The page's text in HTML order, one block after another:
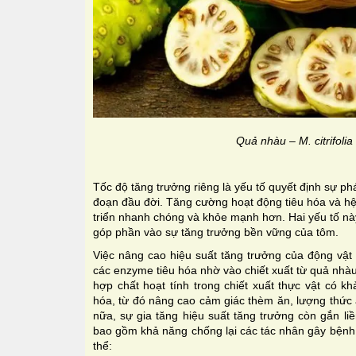
Quả nhàu – M. citrifolia
Tốc độ tăng trưởng riêng là yếu tố quyết định sự
đoạn đầu đời. Tăng cường hoạt động tiêu hóa và
triển nhanh chóng và khỏe mạnh hơn. Hai yếu tố
góp phần vào sự tăng trưởng bền vững của tôm.
Việc nâng cao hiệu suất tăng trưởng của động
các enzyme tiêu hóa nhờ vào chiết xuất từ quả
hợp chất hoạt tính trong chiết xuất thực vật có
hóa, từ đó nâng cao cảm giác thèm ăn, lượng
nữa, sự gia tăng hiệu suất tăng trưởng còn gắn
bao gồm khả năng chống lại các tác nhân gây
thể: